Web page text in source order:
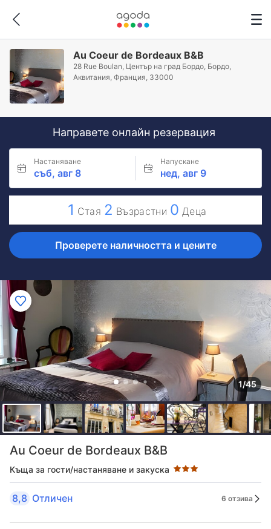
Au Coeur de Bordeaux B&B
28 Rue Boulan, Център на град Бордо, Бордо,
Аквитания, Франция, 33000
Направете онлайн резервация
Настаняване
съб, авг 8
Напускане
нед, авг 9
1 Стая 2 Възрастни 0 Деца
Проверете наличността и цените
1/45
Au Coeur de Bordeaux B&B
Къща за гости/настаняване и закуска
Оценка в звезди: 3 звезди
8,8 Отличен 6 отзива